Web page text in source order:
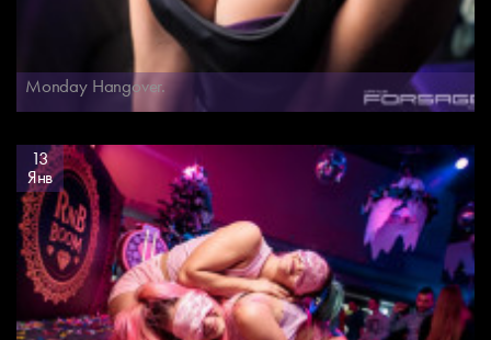
Monday Hangover.
13
Янв